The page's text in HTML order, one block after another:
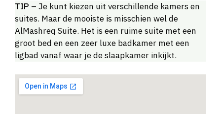
TIP – Je kunt kiezen uit verschillende kamers en
suites. Maar de mooiste is misschien wel de
AlMashreq Suite. Het is een ruime suite met een
groot bed en een zeer luxe badkamer met een
ligbad vanaf waar je de slaapkamer inkijkt.